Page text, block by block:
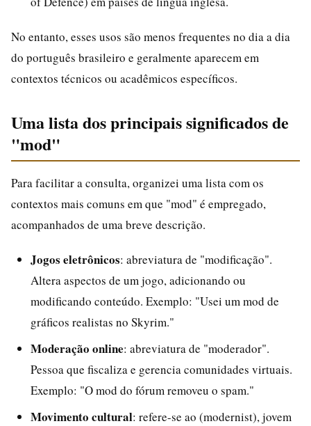
No entanto, esses usos são menos frequentes no dia a dia
do português brasileiro e geralmente aparecem em
contextos técnicos ou acadêmicos específicos.
Uma lista dos principais significados de
"mod"
Para facilitar a consulta, organizei uma lista com os
contextos mais comuns em que "mod" é empregado,
acompanhados de uma breve descrição.
Jogos eletrônicos: abreviatura de "modificação".
Altera aspectos de um jogo, adicionando ou
modificando conteúdo. Exemplo: "Usei um mod de
gráficos realistas no Skyrim."
Moderação online: abreviatura de "moderador".
Pessoa que fiscaliza e gerencia comunidades virtuais.
Exemplo: "O mod do fórum removeu o spam."
Movimento cultural: refere-se ao (modernist), jovem